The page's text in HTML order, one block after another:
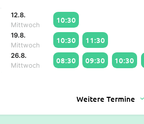
12.8.
Mittwoch
10:30
19.8.
Mittwoch
10:30 11:30
26.8.
Mittwoch
08:30 09:30 10:30
Weitere Termine